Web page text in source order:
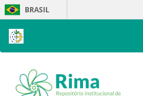
Skip
navigation
BRASIL